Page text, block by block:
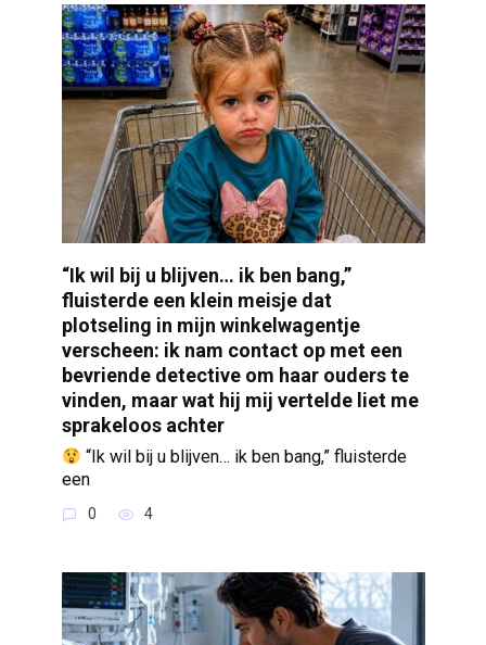
“Ik wil bij u blijven… ik ben bang,”
fluisterde een klein meisje dat
plotseling in mijn winkelwagentje
verscheen: ik nam contact op met een
bevriende detective om haar ouders te
vinden, maar wat hij mij vertelde liet me
sprakeloos achter
“Ik wil bij u blijven… ik ben bang,” fluisterde
een
0 4